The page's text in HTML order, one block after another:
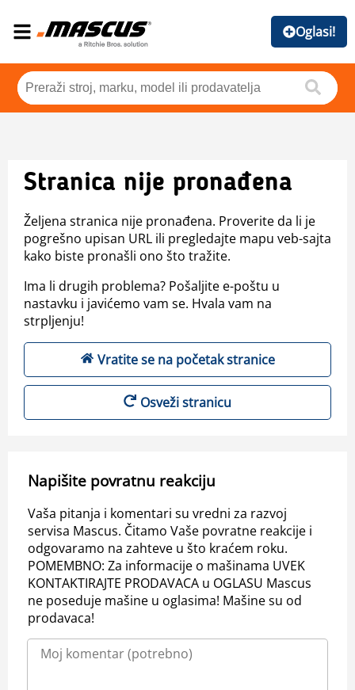
Oglasi!
Stranica nije pronađena
Željena stranica nije pronađena. Proverite da li je
pogrešno upisan URL ili pregledajte mapu veb-sajta
kako biste pronašli ono što tražite.
Ima li drugih problema? Pošaljite e-poštu u
nastavku i javićemo vam se. Hvala vam na
strpljenju!
Vratite se na početak stranice
Osveži stranicu
Napišite povratnu reakciju
Vaša pitanja i komentari su vredni za razvoj
servisa Mascus. Čitamo Vaše povratne reakcije i
odgovaramo na zahteve u što kraćem roku.
POMEMBNO: Za informacije o mašinama UVEK
KONTAKTIRAJTE PRODAVACA u OGLASU Mascus
ne poseduje mašine u oglasima! Mašine su od
prodavaca!